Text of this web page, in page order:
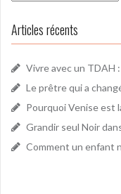
Articles récents
Vivre avec un TDAH
Le prêtre qui a
Pourquoi Venise est
Grandir seul Noir
Comment un enfant